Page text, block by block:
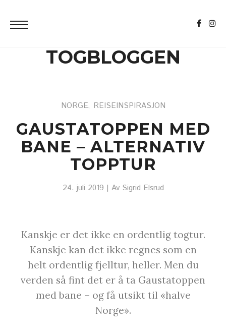
TOGBLOGGEN
NORGE, REISEINSPIRASJON
GAUSTATOPPEN MED
BANE – ALTERNATIV
TOPPTUR
24. juli 2019 | Av Sigrid Elsrud
Kanskje er det ikke en ordentlig togtur.
Kanskje kan det ikke regnes som en
helt ordentlig fjelltur, heller. Men du
verden så fint det er å ta Gaustatoppen
med bane – og få utsikt til «halve
Norge».